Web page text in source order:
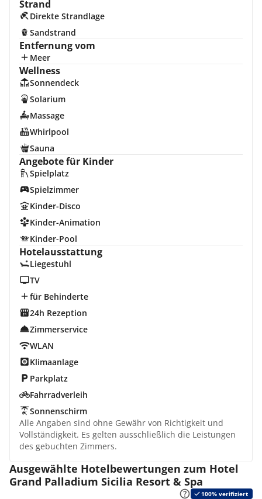
Strand
Direkte Strandlage
Sandstrand
Entfernung vom
Meer
Wellness
Sonnendeck
Solarium
Massage
Whirlpool
Sauna
Angebote für Kinder
Spielplatz
Spielzimmer
Kinder-Disco
Kinder-Animation
Kinder-Pool
Hotelausstattung
Liegestuhl
TV
für Behinderte
24h Rezeption
Zimmerservice
WLAN
Klimaanlage
Parkplatz
Fahrradverleih
Sonnenschirm
Alle Angaben sind ohne Gewähr von Richtigkeit und
Vollständigkeit. Es gelten ausschließlich die Leistungen
des gebuchten Zimmers.
Ausgewählte Hotelbewertungen zum Hotel
Grand Palladium Sicilia Resort & Spa
100% verifiziert